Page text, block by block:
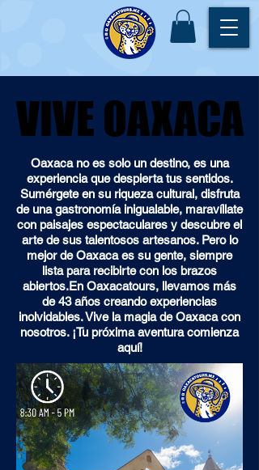
VIVE OAXACA
VIVE OAXACA
Oaxaca no es solo un destino, es una
experiencia que despierta tus sentidos.
Sumérgete en su riqueza cultural, disfruta
de una gastronomía inigualable, maravíllate
con paisajes espectaculares y descubre el
arte de sus talentosos artesanos. Pero lo
mejor de Oaxaca es su gente, siempre
lista para recibirte con los brazos
abiertos.En Oaxacatours, llevamos más
de 43 años creando experiencias
inolvidables. Vive la magia de Oaxaca con
nosotros. ¡Tu próxima aventura comienza
aquí!